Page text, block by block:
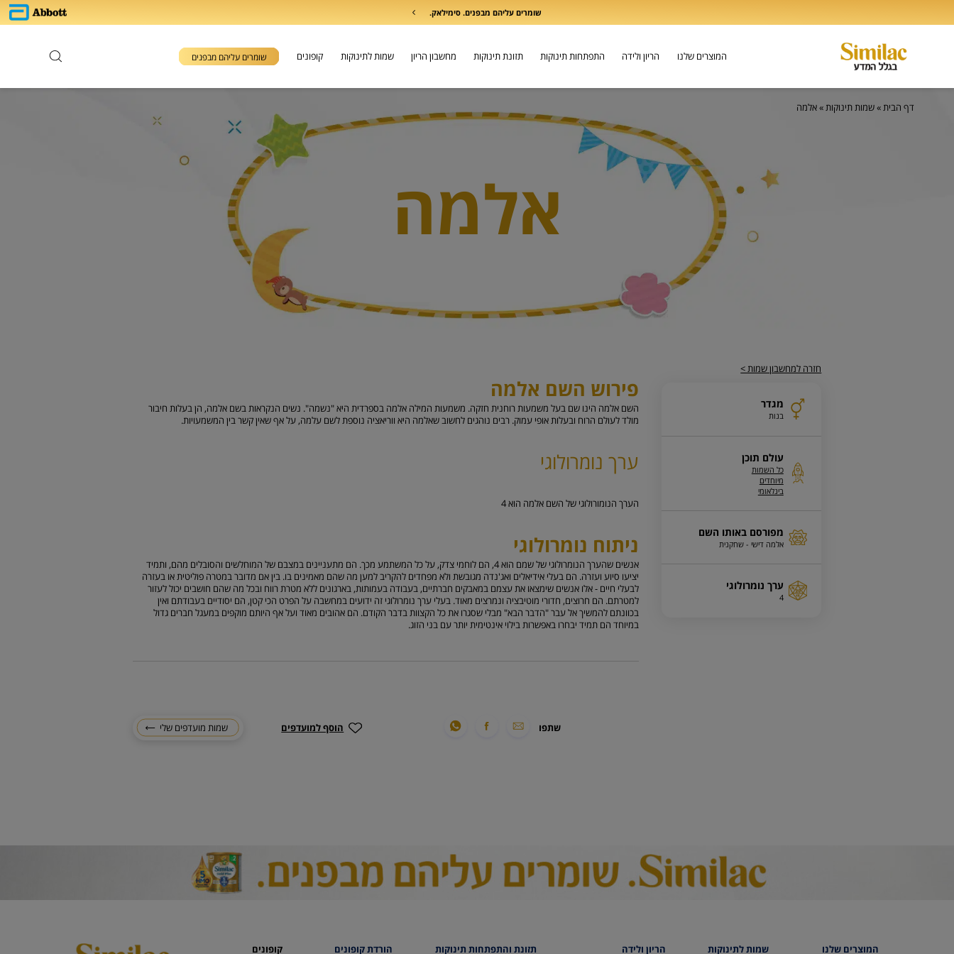
שומרים עליהם מבפנים. סימילאק.
המוצרים שלנו הריון ולידה התפתחות תינוקות תזונת תינוקות מחשבון הריון שמות לתינוקות קופונים שומרים עליהם מבפנים
אלמה
דף הבית»שמות תינוקות»אלמה
חזרה למחשבון שמות >
מגדר
בנות
עולם תוכן
כל השמות
מיוחדים
בינלאומי
מפורסם באותו השם
אלמה דישי - שחקנית
ערך נומרולוגי
4
פירוש השם אלמה
השם אלמה הינו שם בעל משמעות רוחנית חזקה. משמעות המילה אלמה בספרדית היא "נשמה". נשים הנקראות בשם אלמה, הן בעלות חיבור
מולד לעולם הרוח ובעלות אופי עמוק. רבים נוהגים לחשוב שאלמה היא ווריאציה נוספת לשם עלמה, על אף שאין קשר בין המשמעויות.
ערך נומרולוגי
הערך הנומורולוגי של השם אלמה הוא4
ניתוח נומרולוגי
אנשים שהערך הנומרולוגי של שמם הוא 4, הם לוחמי צדק, על כל המשתמע מכך. הם מתעניינים במצבם של המוחלשים והסובלים מהם, ותמיד
יציעו סיוע ועזרה. הם בעלי אידיאלים ואג'נדה מגובשת ולא מפחדים להקריב למען מה שהם מאמינים בו. בין אם מדובר במטרה פוליטית או בעזרה
לבעלי חיים - אלו אנשים שימצאו את עצמם במאבקים חברתיים, בעבודה בעמותות, בארגונים ללא מטרת רווח ובכל מה שהם חושבים יכול לעזור
למטרתם. הם חרוצים, חדורי מוטיבציה ונמרצים מאוד. בעלי ערך נומרולוגי זה ידועים במחשבה על הפרט הכי קטן, הם יסודיים בעבודתם ואין
בכוונתם להמשיך אל עבר "הדבר הבא" מבלי שסגרו את כל הקצוות בדבר הקודם. הם אהובים מאוד ועל אף היותם מוקפים במעגל חברים גדול
במיוחד הם תמיד יבחרו באפשרות בילוי אינטימית יותר עם בני הזוג.
שתפו הוסף למועדפים שמות מועדפים שלי
המוצרים שלנו שמות לתינוקות הריון ולידה תזונת והתפתחות תינוקות הורדת קופונים קופונים